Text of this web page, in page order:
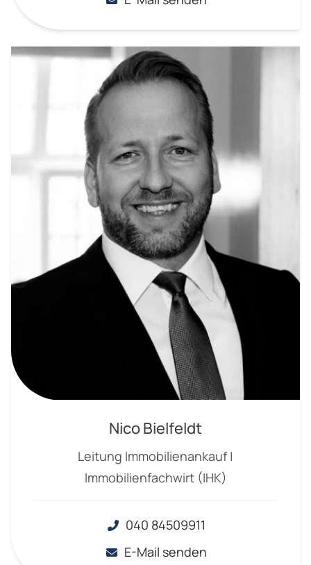
Nico Bielfeldt
Leitung Immobilienankauf |
Immobilienfachwirt (IHK)
040 84509911
E-Mail senden